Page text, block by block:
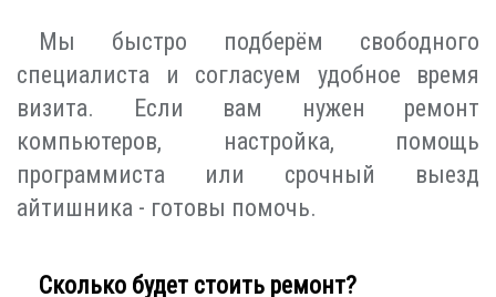
Мы быстро подберём свободного
специалиста и согласуем удобное время
визита. Если вам нужен ремонт
компьютеров, настройка, помощь
программиста или срочный выезд
айтишника - готовы помочь.
Сколько будет стоить ремонт?